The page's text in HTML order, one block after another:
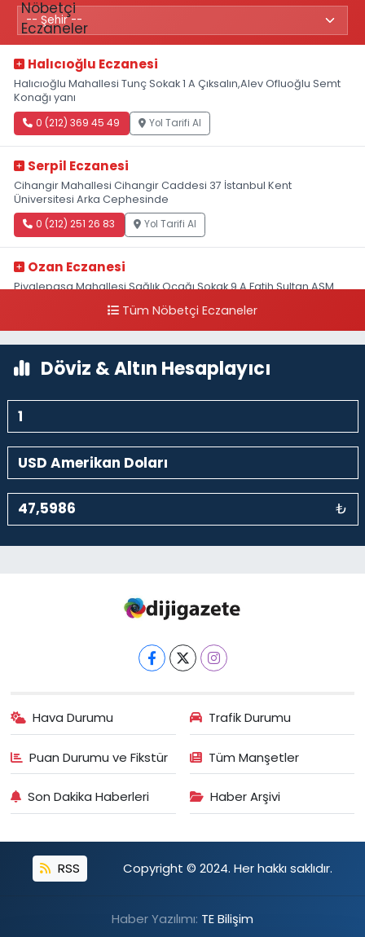
Halıcıoğlu Eczanesi
Halıcıoğlu Mahallesi Tunç Sokak 1 A Çıksalın,Alev Ofluoğlu Semt
Konağı yanı
0 (212) 369 45 49 Yol Tarifi Al
Serpil Eczanesi
Cihangir Mahallesi Cihangir Caddesi 37 İstanbul Kent
Üniversitesi Arka Cephesinde
0 (212) 251 26 83 Yol Tarifi Al
Ozan Eczanesi
Piyalepaşa Mahallesi Sağlık Ocağı Sokak 9 A Fatih Sultan ASM
Tüm Nöbetçi Eczaneler
Döviz & Altın Hesaplayıcı
₺
Hava Durumu Trafik Durumu
Puan Durumu ve Fikstür Tüm Manşetler
Son Dakika Haberleri Haber Arşivi
RSS Copyright © 2024. Her hakkı saklıdır.
Haber Yazılımı: TE Bilişim